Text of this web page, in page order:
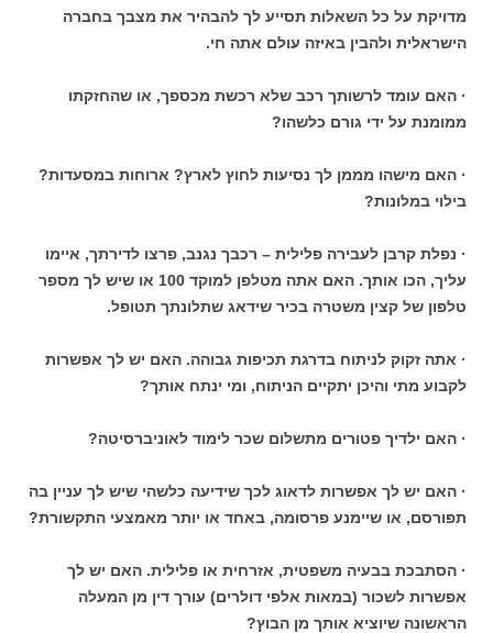
מדויקת על כל השאלות תסייע לך להבהיר את מצבך בחברה
הישראלית ולהבין באיזה עולם אתה חי.
· האם עומד לרשותך רכב שלא רכשת מכספך, או שהחזקתו
ממומנת על ידי גורם כלשהו?
· האם מישהו מממן לך נסיעות לחוץ לארץ? ארוחות במסעדות?
בילוי במלונות?
· נפלת קרבן לעבירה פלילית – רכבך נגנב, פרצו לדירתך, איימו
עליך, הכו אותך. האם אתה מטלפן למוקד 100 או שיש לך מספר
טלפון של קצין משטרה בכיר שידאג שתלונתך תטופל.
· אתה זקוק לניתוח בדרגת תכיפות גבוהה. האם יש לך אפשרות
לקבוע מתי והיכן יתקיים הניתוח, ומי ינתח אותך?
· האם ילדיך פטורים מתשלום שכר לימוד לאוניברסיטה?
· האם יש לך אפשרות לדאוג לכך שידיעה כלשהי שיש לך עניין בה
תפורסם, או שיימנע פרסומה, באחד או יותר מאמצעי התקשורת?
· הסתבכת בבעיה משפטית, אזרחית או פלילית. האם יש לך
אפשרות לשכור (במאות אלפי דולרים) עורך דין מן המעלה
הראשונה שיוציא אותך מן הבוץ?